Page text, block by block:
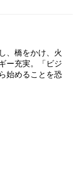
、橋をかけ、火
ー充実。「ビジ
始めることを恐